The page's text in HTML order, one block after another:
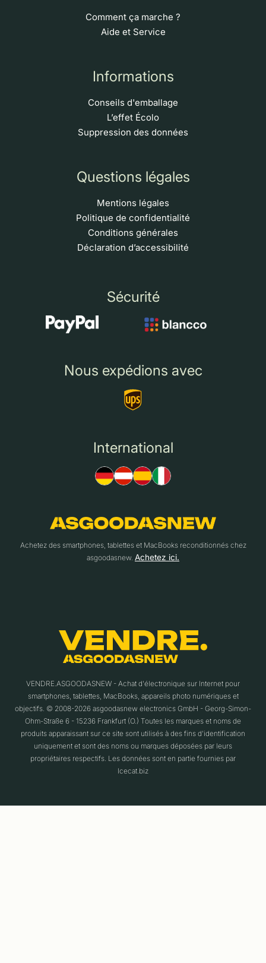
Comment ça marche ?
Aide et Service
Informations
Conseils d'emballage
L’effet Écolo
Suppression des données
Questions légales
Mentions légales
Politique de confidentialité
Conditions générales
Déclaration d’accessibilité
Sécurité
Nous expédions avec
International
Achetez des smartphones, tablettes et MacBooks reconditionnés chez
asgoodasnew. Achetez ici.
VENDRE.ASGOODASNEW - Achat d'électronique sur Internet pour
smartphones, tablettes, MacBooks, appareils photo numériques et
objectifs. © 2008-2026 asgoodasnew electronics GmbH - Georg-Simon-
Ohm-Straße 6 - 15236 Frankfurt (O.) Toutes les marques et noms de
produits apparaissant sur ce site sont utilisés à des fins d'identification
uniquement et sont des noms ou marques déposées par leurs
propriétaires respectifs. Les données sont en partie fournies par
Icecat.biz